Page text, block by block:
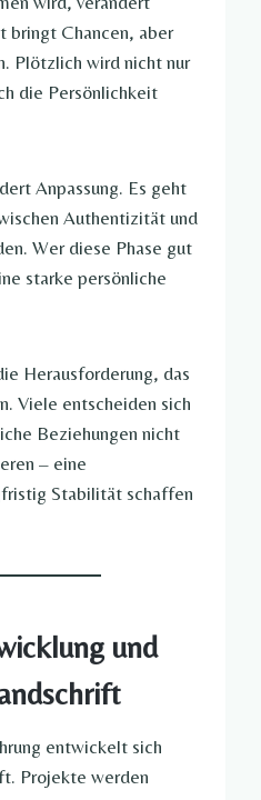
bringt Chancen, aber
Plötzlich wird nicht nur
die Persönlichkeit
Anpassung. Es geht
Authentizität und
Wer diese Phase gut
starke persönliche
Herausforderung, das
Viele entscheiden sich
Beziehungen nicht
– eine
Stabilität schaffen
und
entwickelt sich
Projekte werden